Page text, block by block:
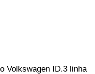
Volkswagen ID.3 linha